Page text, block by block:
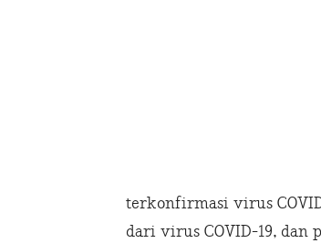
terkonfirmasi virus
dari virus COVID-19,